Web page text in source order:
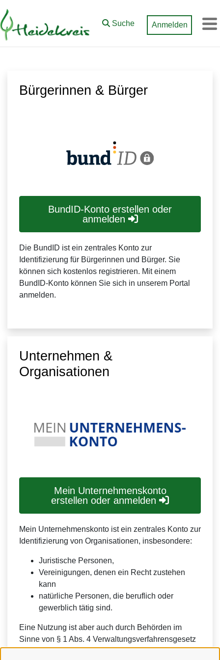
Zum Hauptinhalt springen
Suche Anmelden
Bürgerinnen & Bürger
BundID-Konto erstellen oder
anmelden
Die BundID ist ein zentrales Konto zur
Identifizierung für Bürgerinnen und Bürger. Sie
können sich kostenlos registrieren. Mit einem
BundID-Konto können Sie sich in unserem Portal
anmelden.
Unternehmen &
Organisationen
Mein Unternehmenskonto
erstellen oder anmelden
Mein Unternehmenskonto ist ein zentrales Konto zur
Identifizierung von Organisationen, insbesondere:
Juristische Personen,
Vereinigungen, denen ein Recht zustehen
kann
natürliche Personen, die beruflich oder
gewerblich tätig sind.
Eine Nutzung ist aber auch durch Behörden im
Sinne von § 1 Abs. 4 Verwaltungsverfahrensgesetz
(VwVfG) möglich.